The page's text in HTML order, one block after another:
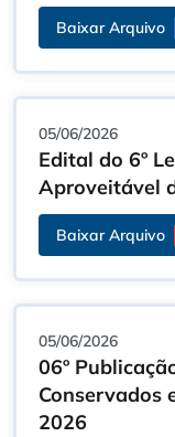
Baixar Arquivo
05/06/2026
Edital do 6º
Aproveitável
Baixar Arquivo
05/06/2026
06º
Conservados
2026